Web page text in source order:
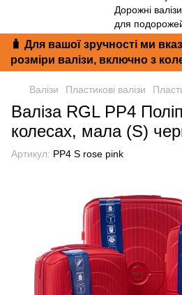
🧳 Для вашої зручності ми
розміри валізи, включно з
Валізи Пластикові валізи
Валіза RGL PP4
колесах, мала (S)
Артикул: PP4 S rose pink